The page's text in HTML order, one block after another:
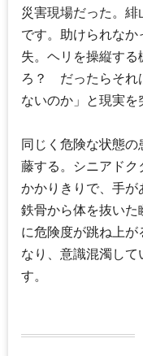
災害現場だった。
です。助けられな
失。ヘリを操縦す
ろ？ だったらそれ
ないのか」と現実を
同じく危険な状態
藤する。シニアド
かかりきりで、手が
鉄骨から体を抜い
に危険度が跳ね上が
なり、意識混濁し
す。